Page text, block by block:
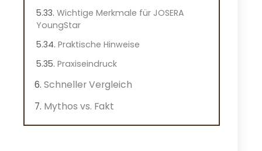
Wichtige Merkmale für JOSERA
YoungStar
Praktische Hinweise
Praxiseindruck
Schneller Vergleich
Mythos vs. Fakt
Mit welchen Kosten sollten Sie